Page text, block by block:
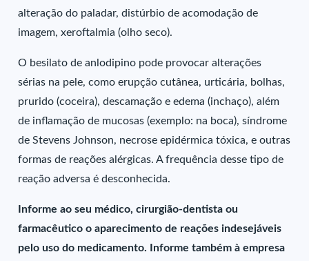
alteração do paladar, distúrbio de acomodação de
imagem, xeroftalmia (olho seco).
O besilato de anlodipino pode provocar alterações
sérias na pele, como erupção cutânea, urticária, bolhas,
prurido (coceira), descamação e edema (inchaço), além
de inflamação de mucosas (exemplo: na boca), síndrome
de Stevens Johnson, necrose epidérmica tóxica, e outras
formas de reações alérgicas. A frequência desse tipo de
reação adversa é desconhecida.
Informe ao seu médico, cirurgião-dentista ou
farmacêutico o aparecimento de reações indesejáveis
pelo uso do medicamento. Informe também à empresa